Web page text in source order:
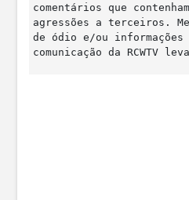
comentários que
agressões a terceiros.
de ódio e/ou
comunicação da RCWTV